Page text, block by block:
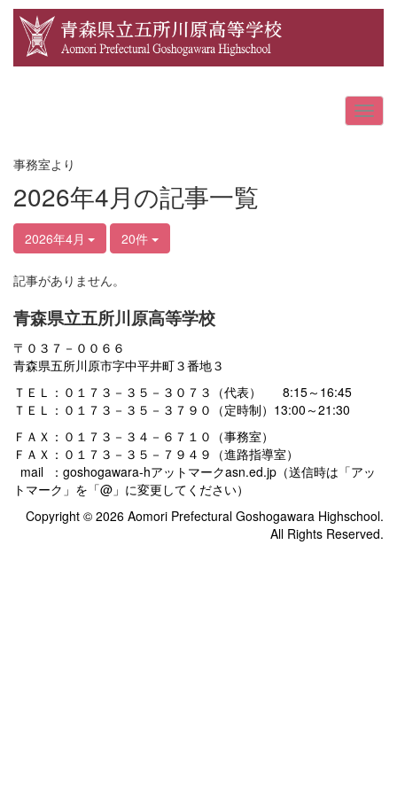
事務室より
2026年4月の記事一覧
2026年4月 20件
記事がありません。
青森県立五所川原高等学校
〒０３７－００６６
青森県五所川原市字中平井町３番地３
ＴＥＬ：０１７３－３５－３０７３（代表） 8:15～16:45
ＴＥＬ：０１７３－３５－３７９０（定時制）13:00～21:30
ＦＡＸ：０１７３－３４－６７１０（事務室）
ＦＡＸ：０１７３－３５－７９４９（進路指導室）
mail ：goshogawara-hアットマークasn.ed.jp（送信時は「アッ
トマーク」を「@」に変更してください）
Copyright © 2026 Aomori Prefectural Goshogawara Highschool.
All Rights Reserved.